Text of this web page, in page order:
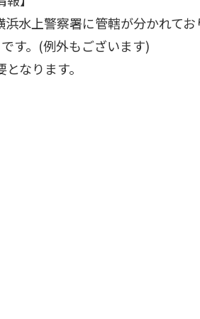
水上警察署に管轄が分かれてお
す。(例外もございます)
なります。